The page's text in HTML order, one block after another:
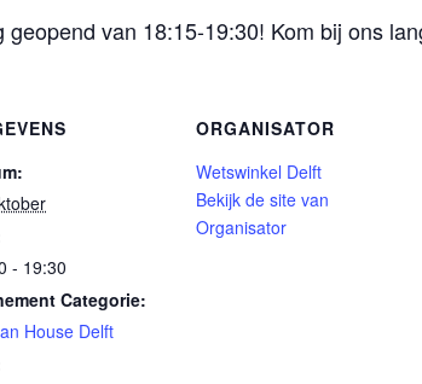
van 18:15-19:30! Kom bij ons
- 19:30
Categorie:
House Delft
ORGANISATOR
Wetswinkel Delft
Bekijk de site van
Organisator